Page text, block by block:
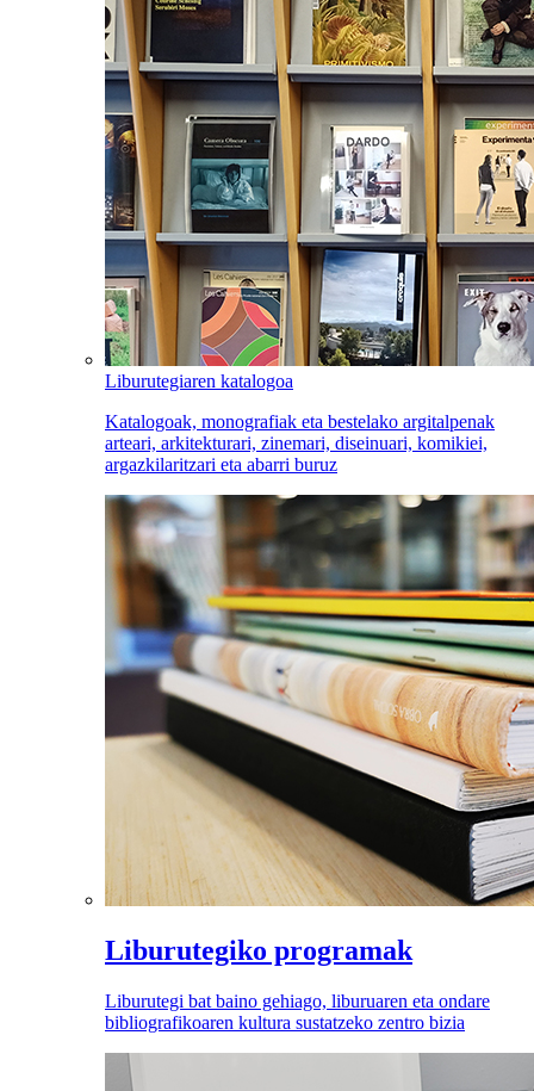
Liburutegiaren katalogoa
Katalogoak, monografiak eta bestelako argitalpenak
arteari, arkitekturari, zinemari, diseinuari, komikiei,
argazkilaritzari eta abarri buruz
Liburutegiko programak
Liburutegi bat baino gehiago, liburuaren eta ondare
bibliografikoaren kultura sustatzeko zentro bizia